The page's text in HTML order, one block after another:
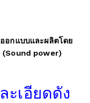
อกแบบและผลิตโดย
(Sound power)
ะเอียดดัง